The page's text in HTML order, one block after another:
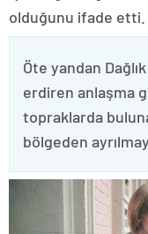
olduğunu ifade etti.
Öte yandan
erdiren anlaşma
topraklarda
bölgeden